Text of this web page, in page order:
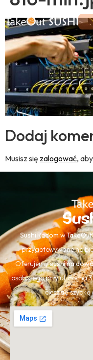
Dodaj
Musisz się zalogować,
Sushi Radomw
przygotowywane na
Oferujemysushi na
osobistego przy ul. Focha
ciesz się